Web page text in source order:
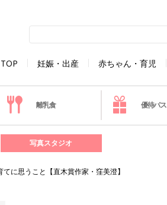
TOP 妊娠・出産 赤ちゃん・育児
離乳食 優待パス
写真スタジオ
に思うこと【直木賞作家・窪美澄】